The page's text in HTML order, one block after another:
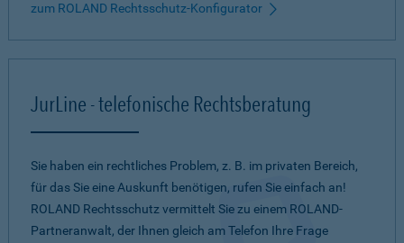
zum ROLAND Rechtsschutz-Konfigurator
JurLine - telefonische Rechtsberatung
Sie haben ein rechtliches Problem, z. B. im privaten Bereich,
für das Sie eine Auskunft benötigen, rufen Sie einfach an!
ROLAND Rechtsschutz vermittelt Sie zu einem ROLAND-
Partneranwalt, der Ihnen gleich am Telefon Ihre Frage